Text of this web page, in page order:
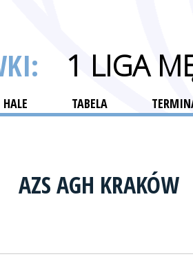
1 LIGA
HALE TABELA
AZS AGH KRAKÓW